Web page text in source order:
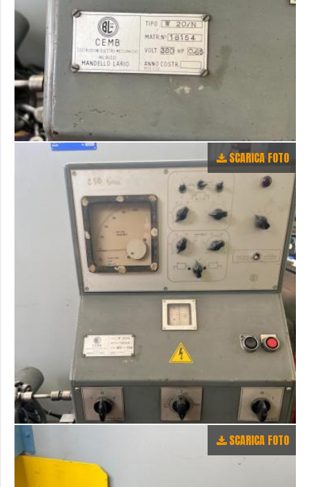
SCARICA FOTO
SCARICA FOTO